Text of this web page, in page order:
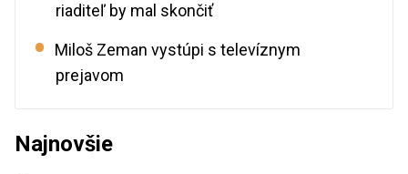
riaditeľ by mal skončiť
Miloš Zeman vystúpi s televíznym
prejavom
Najnovšie